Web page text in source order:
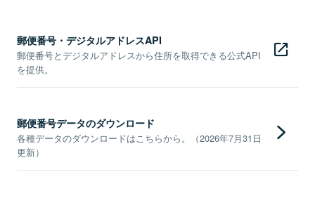
郵便番号・デジタルアドレスAPI
郵便番号とデジタルアドレスから住所を取得できる公式API
を提供。
郵便番号データのダウンロード
各種データのダウンロードはこちらから。（2026年7月31日
更新）